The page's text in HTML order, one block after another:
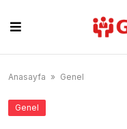
content
Anasayfa » Genel
Genel